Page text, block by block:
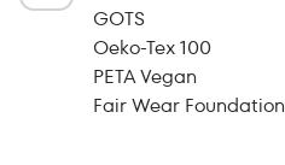
GOTS
Oeko-Tex 100
PETA Vegan
Fair Wear Foundation